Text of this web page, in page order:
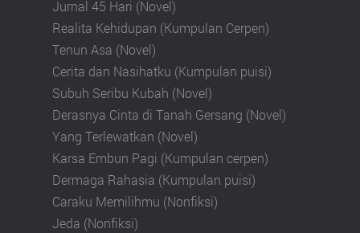
Jurnal 45 Hari (Novel)
Realita Kehidupan (Kumpulan Cerpen)
Tenun Asa (Novel)
Cerita dan Nasihatku (Kumpulan puisi)
Subuh Seribu Kubah (Novel)
Derasnya Cinta di Tanah Gersang (Novel)
Yang Terlewatkan (Novel)
Karsa Embun Pagi (Kumpulan cerpen)
Dermaga Rahasia (Kumpulan puisi)
Caraku Memilihmu (Nonfiksi)
Jeda (Nonfiksi)